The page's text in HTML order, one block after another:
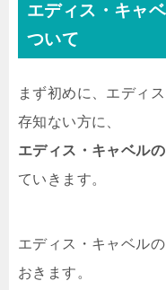
エディス・キャ
ついて
まず初めに、エディ
存知ない方に、
エディス・キャベル
ていきます。
エディス・キャベル
おきます。